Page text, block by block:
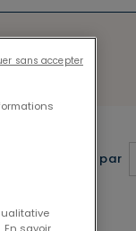
Trier par
sans accepter